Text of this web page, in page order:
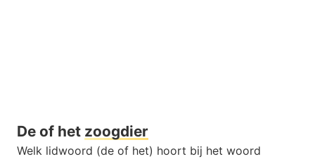
De of het zoogdier
Welk lidwoord (de of het) hoort bij het woord